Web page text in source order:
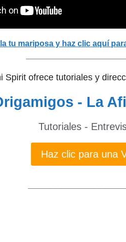
tu mariposa y haz clic aquí
Spirit ofrece tutoriales y
- La
Tutoriales -
Haz clic para una